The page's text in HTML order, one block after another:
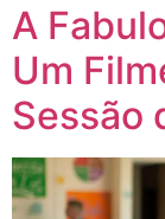
A
Um
Sessão